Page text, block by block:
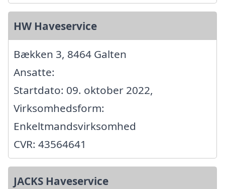
HW Haveservice
Bækken 3, 8464 Galten
Ansatte:
Startdato: 09. oktober 2022,
Virksomhedsform:
Enkeltmandsvirksomhed
CVR: 43564641
JACKS Haveservice